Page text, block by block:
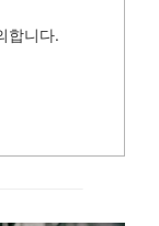
합니다.